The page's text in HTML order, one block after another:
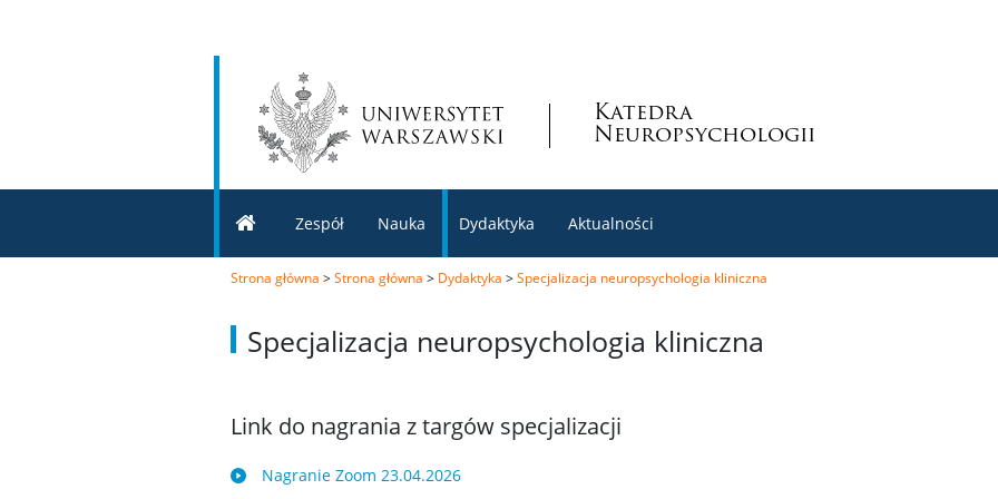
Katedra
Neuropsychologii
Zespół Nauka Dydaktyka Aktualności
Strona główna >Strona główna > Dydaktyka >Specjalizacja neuropsychologia kliniczna
Specjalizacja neuropsychologia kliniczna
Link do nagrania z targów specjalizacji
Nagranie Zoom 23.04.2026